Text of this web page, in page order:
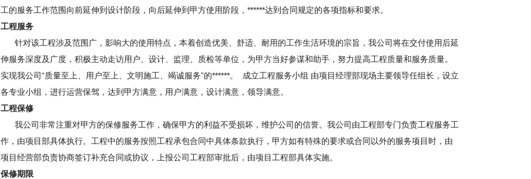
工的服务工作范围向前延伸到设计阶段，向后延伸到甲方使用阶段，******达到合同规定的各项指标和要求。
工程服务
针对该工程涉及范围广，影响大的使用特点，本着创造优美、舒适、耐用的工作生活环境的宗旨，我公司将在交付使用后延
伸服务深度及广度，积极主动走访用户、设计、监理、质检等单位，为甲方当好参谋和助手，努力提高工程质量和服务质量。
实现我公司“质量至上、用户至上、文明施工、竭诚服务”的******。
成立工程服务小组 由项目经理部现场主要领导任组长，设立
各专业小组，进行运营保驾， 达到甲方满意，用户满意，设计满意，领导满意。
工程保修
我公司非常注重对甲方的保修服务工作，确保甲方的利益不受损坏，维护公司的信誉。我公司由工程部专门负责工程服务工
作，由项目部具体执行。工程中的服务按照工程承包合同中具体条款执行，甲方如有特殊的要求或合同以外的服务项目时，由
项目经营部负责协商签订补充合同或协议，上报公司工程部审批后，由项目工程部具体实施。
保修期限